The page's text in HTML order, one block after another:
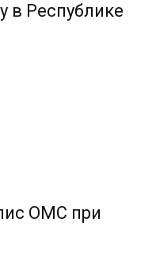
в Республике
ОМС при